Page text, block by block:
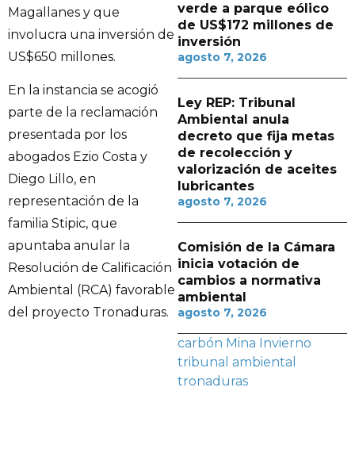
Magallanes y que
involucra una inversión de
US$650 millones.
En la instancia se acogió
parte de la reclamación
presentada por los
abogados Ezio Costa y
Diego Lillo, en
representación de la
familia Stipic, que
apuntaba anular la
Resolución de Calificación
Ambiental (RCA) favorable
del proyecto Tronaduras.
verde a parque eólico
de US$172 millones de
inversión
agosto 7, 2026
Ley REP: Tribunal
Ambiental anula
decreto que fija metas
de recolección y
valorización de aceites
lubricantes
agosto 7, 2026
Comisión de la Cámara
inicia votación de
cambios a normativa
ambiental
agosto 7, 2026
carbón Mina Invierno
tribunal ambiental
tronaduras